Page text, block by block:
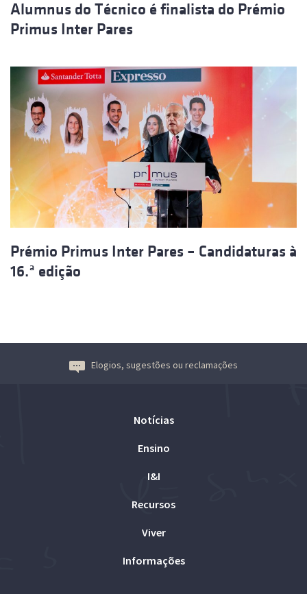
Alumnus do Técnico é finalista do Prémio
Primus Inter Pares
Prémio Primus Inter Pares – Candidaturas à
16.ª edição
Elogios, sugestões ou reclamações
Notícias
Ensino
I&I
Recursos
Viver
Informações